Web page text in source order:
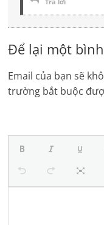
Để lại một
Email của bạn sẽ
trường bắt buộc